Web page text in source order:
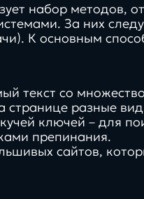
набор методов,
За них
К основным
текст со
разные
ключей – для
препинания.
сайтов,